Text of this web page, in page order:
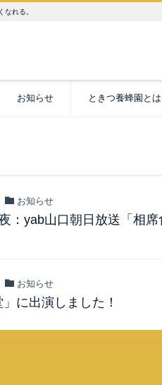
なれる。
お知らせ ときつ養蜂園とは
お知らせ
：yab山口朝日放送「相席
お知らせ
」に出演しました！